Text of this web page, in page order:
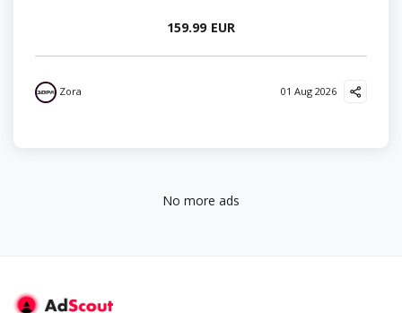
159.99 EUR
Zora 01 Aug 2026
No more ads